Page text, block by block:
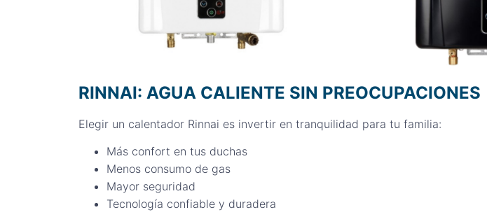
RINNAI: AGUA CALIENTE SIN PREOCUPACIONES
Elegir un calentador Rinnai es invertir en tranquilidad para tu familia:
Más confort en tus duchas
Menos consumo de gas
Mayor seguridad
Tecnología confiable y duradera